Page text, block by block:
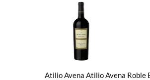
Atilio Avena Atilio Avena Roble